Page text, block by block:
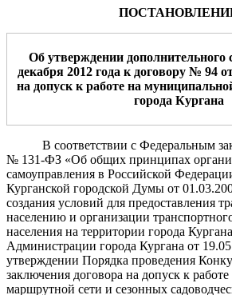
Об утверждении дополнительного
декабря 2012 года к договору № 94
на допуск к работе на
города Кургана
В соответствии с Федеральным
№ 131-ФЗ «Об общих принципах
самоуправления в Российской
Курганской городской Думы от
создания условий для предоставления
населению и организации
населения на территории города
Администрации города Кургана от
утверждении Порядка проведения
заключения договора на допуск к
маршрутной сети и сезонных